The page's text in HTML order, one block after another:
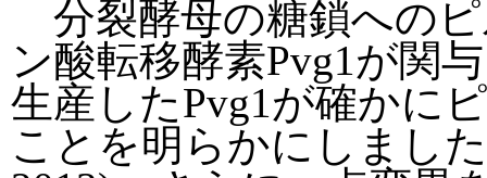
分裂酵母の糖鎖への
ン酸転移酵素Pvg1が関
生産したPvg1が確かに
ことを明らかにしまし